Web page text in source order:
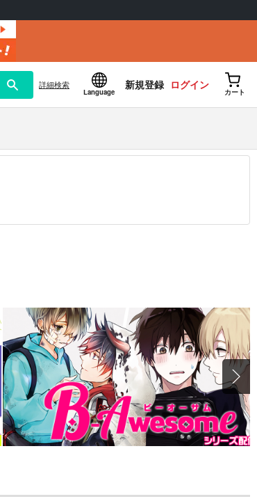
詳細検索
Language
新規登録 ログイン
カート